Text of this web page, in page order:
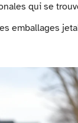
qui se
emballages